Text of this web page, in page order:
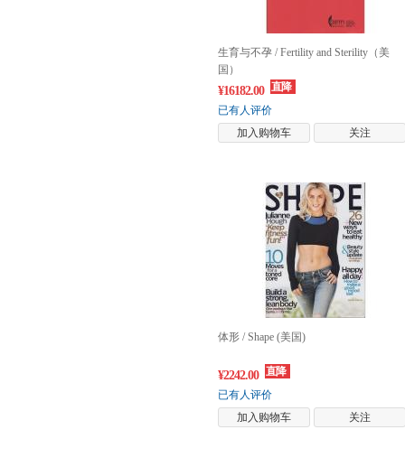
生育与不孕 / Fertility and Sterility（美
国）
¥16182.00 直降
已有人评价
加入购物车
关注
体形 / Shape (美国)
¥2242.00 直降
已有人评价
加入购物车
关注